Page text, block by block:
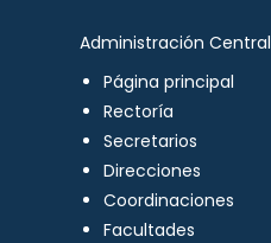
Administración Central
Página principal
Rectoría
Secretarios
Direcciones
Coordinaciones
Facultades